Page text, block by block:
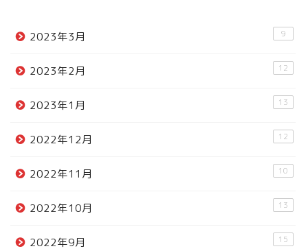
2023年3月 9
2023年2月 12
2023年1月 13
2022年12月 12
2022年11月 10
2022年10月 13
2022年9月 15